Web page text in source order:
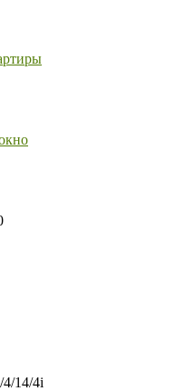
4/14/4i